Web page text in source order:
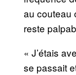
au couteau
reste
« J’étais
se passait